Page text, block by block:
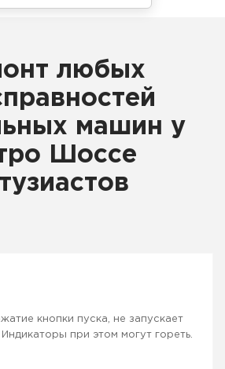
любых
машин у
Шоссе
кнопки пуска, не запускает
при этом могут гореть.